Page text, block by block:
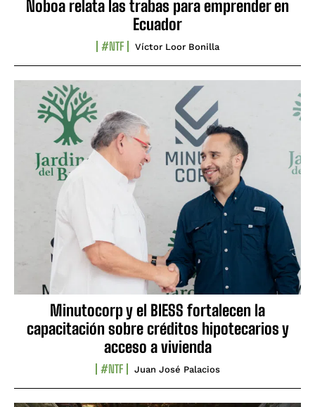
Noboa relata las trabas para emprender en
Ecuador
#NTF Víctor Loor Bonilla
Minutocorp y el BIESS fortalecen la
capacitación sobre créditos hipotecarios y
acceso a vivienda
#NTF Juan José Palacios